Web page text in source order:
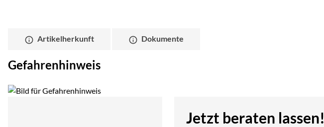
Artikelherkunft Dokumente
Gefahrenhinweis
Jetzt beraten lassen!